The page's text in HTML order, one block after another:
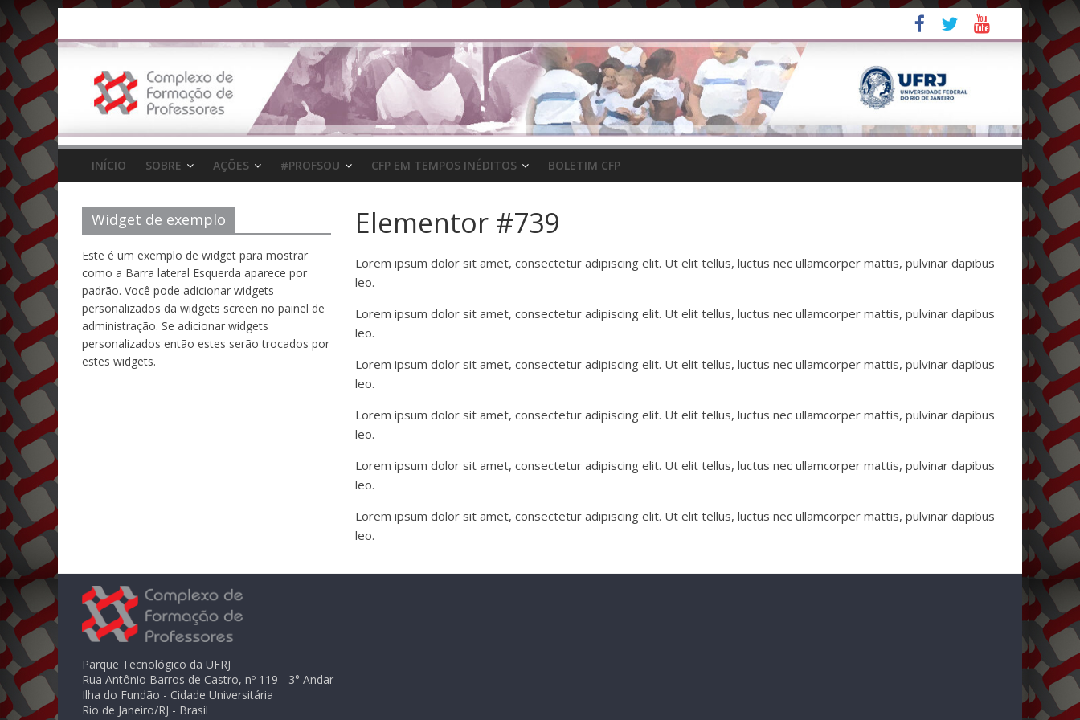
para
conteúdo
INÍCIO SOBRE AÇÕES #PROFSOU CFP EM TEMPOS INÉDITOS BOLETIM CFP
Elementor #739
Lorem ipsum dolor sit amet, consectetur adipiscing elit. Ut elit tellus, luctus nec ullamcorper mattis, pulvinar dapibus
leo.
Lorem ipsum dolor sit amet, consectetur adipiscing elit. Ut elit tellus, luctus nec ullamcorper mattis, pulvinar dapibus
leo.
Lorem ipsum dolor sit amet, consectetur adipiscing elit. Ut elit tellus, luctus nec ullamcorper mattis, pulvinar dapibus
leo.
Lorem ipsum dolor sit amet, consectetur adipiscing elit. Ut elit tellus, luctus nec ullamcorper mattis, pulvinar dapibus
leo.
Lorem ipsum dolor sit amet, consectetur adipiscing elit. Ut elit tellus, luctus nec ullamcorper mattis, pulvinar dapibus
leo.
Lorem ipsum dolor sit amet, consectetur adipiscing elit. Ut elit tellus, luctus nec ullamcorper mattis, pulvinar dapibus
leo.
Widget de exemplo
Este é um exemplo de widget para mostrar
como a Barra lateral Esquerda aparece por
padrão. Você pode adicionar widgets
personalizados da widgets screen no painel de
administração. Se adicionar widgets
personalizados então estes serão trocados por
estes widgets.
Parque Tecnológico da UFRJ
Rua Antônio Barros de Castro, nº 119 - 3° Andar
Ilha do Fundão - Cidade Universitária
Rio de Janeiro/RJ - Brasil